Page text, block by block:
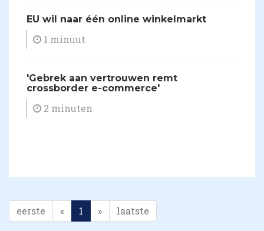
EU wil naar één online winkelmarkt
1 minuut
'Gebrek aan vertrouwen remt
crossborder e-commerce'
2 minuten
eerste « 1 » laatste